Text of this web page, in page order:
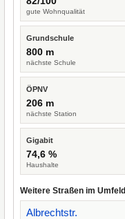
gute Wohnqualität
Grundschule
800 m
nächste Schule
ÖPNV
206 m
nächste Station
Gigabit
74,6 %
Haushalte
Weitere Straßen im Umfeld
Albrechtstr.